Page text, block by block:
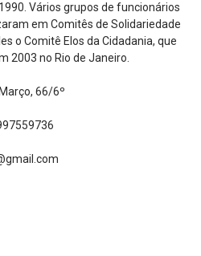
Vários grupos de funcionários
em Comitês de Solidariedade
o Comitê Elos da Cidadania, que
2003 no Rio de Janeiro.
66/6º